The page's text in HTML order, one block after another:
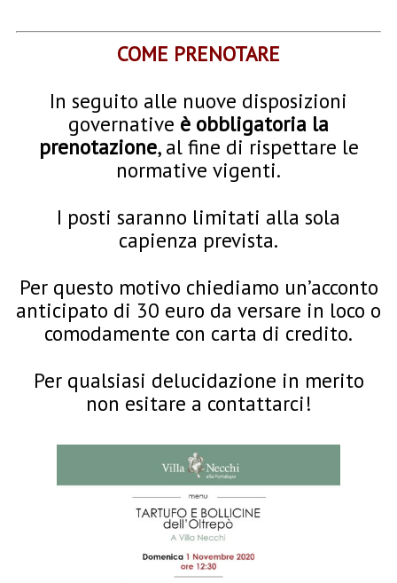
COME PRENOTARE
In seguito alle nuove disposizioni
governative è obbligatoria la
prenotazione, al fine di rispettare le
normative vigenti.
I posti saranno limitati alla sola
capienza prevista.
Per questo motivo chiediamo un’acconto
anticipato di 30 euro da versare in loco o
comodamente con carta di credito.
Per qualsiasi delucidazione in merito
non esitare a contattarci!